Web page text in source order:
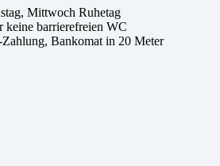
Mittwoch Ruhetag
keine barrierefreien WC
Bankomat in 20 Meter